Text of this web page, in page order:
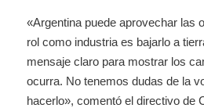
«Argentina puede aprovechar las
rol como industria es bajarlo a
mensaje claro para mostrar los
ocurra. No tenemos dudas de la
hacerlo», comentó el directivo de